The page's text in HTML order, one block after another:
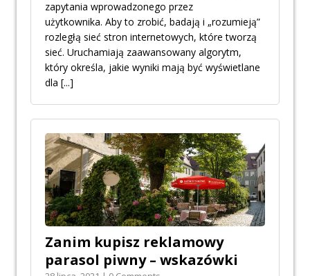
zapytania wprowadzonego przez
użytkownika. Aby to zrobić, badają i „rozumieją”
rozległą sieć stron internetowych, które tworzą
sieć. Uruchamiają zaawansowany algorytm,
który określa, jakie wyniki mają być wyświetlane
dla [...]
Zanim kupisz reklamowy
parasol piwny – wskazówki